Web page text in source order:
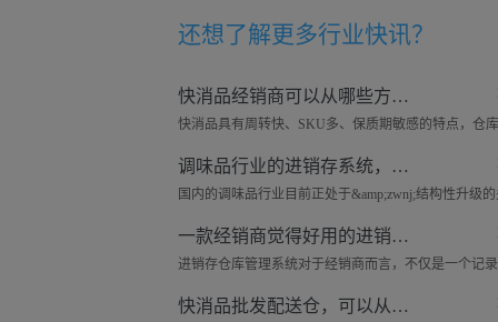
还想了解更多行业快讯？
快消品经销商可以从哪些方面去做好仓库管理工作？
调味品行业的进销存系统，可以管理哪些东西？
一款经销商觉得好用的进销存仓库系统——来肯云商
快消品批发配送仓，可以从哪些细节去节省成本？